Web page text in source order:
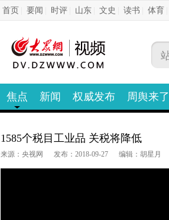
首页 要闻 时评 山东 文史 读书 体育
焦点 新闻 权威发布 周舆来了
1585个税目工业品 关税将降低
来源：央视网 发布：2018-09-27 编辑：胡星月